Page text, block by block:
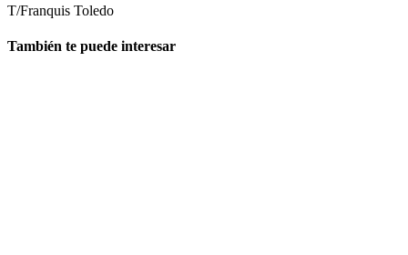
T/Franquis Toledo
También te puede interesar